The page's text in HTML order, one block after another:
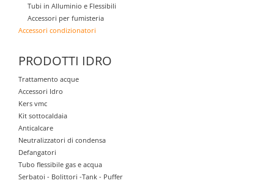
Tubi in Alluminio e Flessibili
Accessori per fumisteria
Accessori condizionatori
PRODOTTI IDRO
Trattamento acque
Accessori Idro
Kers vmc
Kit sottocaldaia
Anticalcare
Neutralizzatori di condensa
Defangatori
Tubo flessibile gas e acqua
Serbatoi - Bolittori -Tank - Puffer